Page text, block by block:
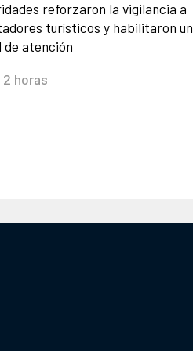
reforzaron la vigilancia a
turísticos y habilitaron un
de atención
2 horas